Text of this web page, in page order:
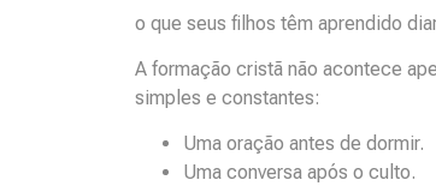
o que seus filhos têm aprendido
A formação cristã não acontece
simples e constantes:
Uma oração antes de dormir.
Uma conversa após o culto.